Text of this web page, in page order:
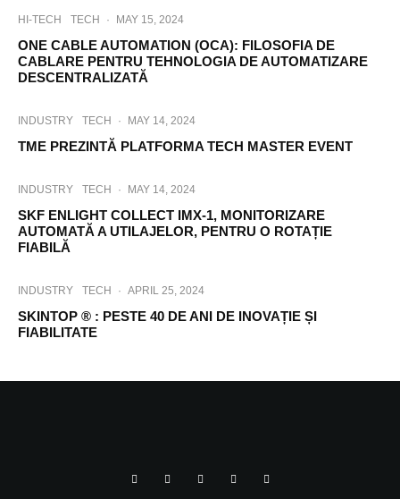
HI-TECH TECH · MAY 15, 2024
ONE CABLE AUTOMATION (OCA): FILOSOFIA DE
CABLARE PENTRU TEHNOLOGIA DE AUTOMATIZARE
DESCENTRALIZATĂ
INDUSTRY TECH · MAY 14, 2024
TME PREZINTĂ PLATFORMA TECH MASTER EVENT
INDUSTRY TECH · MAY 14, 2024
SKF ENLIGHT COLLECT IMX-1, MONITORIZARE
AUTOMATĂ A UTILAJELOR, PENTRU O ROTAȚIE
FIABILĂ
INDUSTRY TECH · APRIL 25, 2024
SKINTOP ® : PESTE 40 DE ANI DE INOVAȚIE ȘI
FIABILITATE